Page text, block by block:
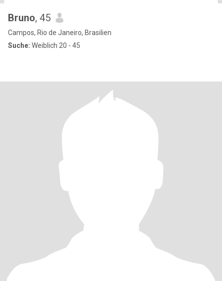
Bruno, 45
Campos, Rio de Janeiro, Brasilien
Suche: Weiblich 20 - 45